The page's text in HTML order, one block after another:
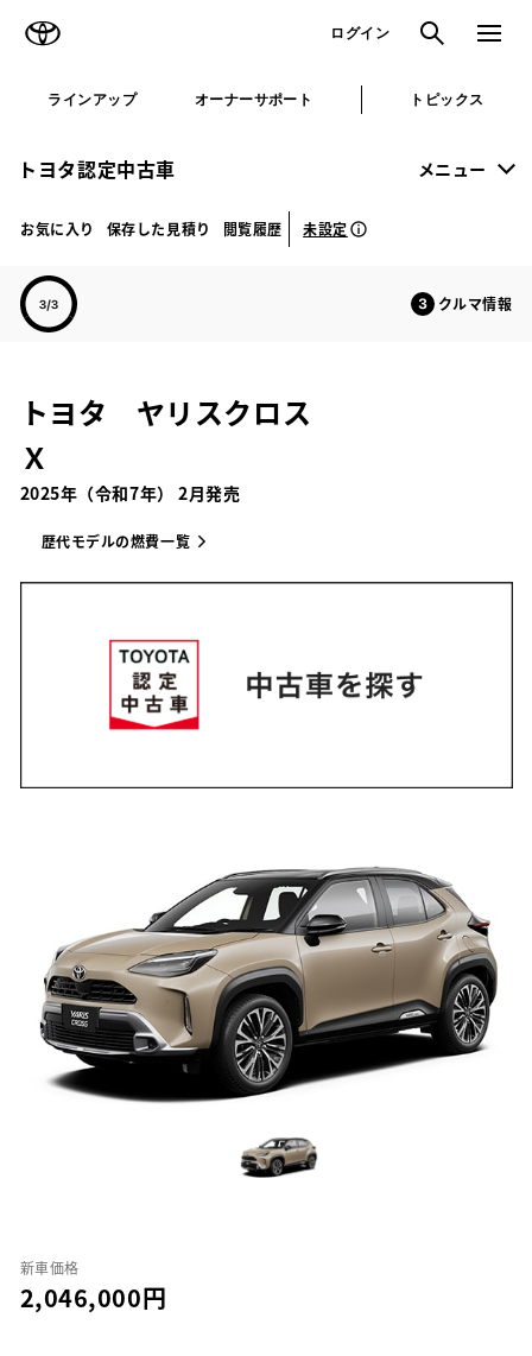
ログイン 検索 メニュ
ラインアップ オーナーサポート トピックス
トヨタ認定中古車 メニュー
お気に入り 保存した見積り 閲覧履歴 未設定
クルマ情報
トヨタ ヤリスクロス
Ｘ
2025年（令和7年） 2月発売
歴代モデルの燃費一覧
新車価格
2,046,000